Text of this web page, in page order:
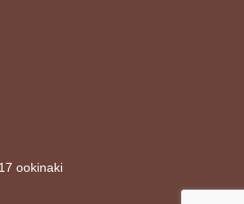
ookinaki